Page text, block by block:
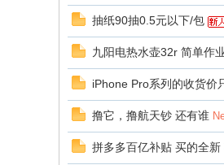
抽纸90抽0.5元以下/包
九阳电热水壶32r 简单作
iPhone Pro系列的收货价
撸它，撸航天钞 还有谁
拼多多百亿补贴 买的全